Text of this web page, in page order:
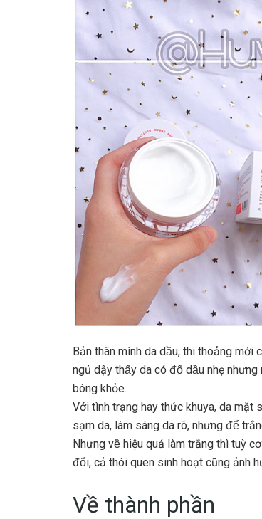
Bản thân mình da dầu, thi thoảng mới
ngủ dậy thấy da có đổ dầu nhẹ
bóng khỏe.
Với tình trạng hay thức khuya, da mặt
sạm da, làm sáng da rõ, nhưng để
Nhưng về hiệu quả làm trắng thì tuỳ
đổi, cả thói quen sinh hoạt cũng ảnh
Về thành phần